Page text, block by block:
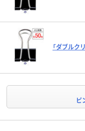
「ダブルク
ピ